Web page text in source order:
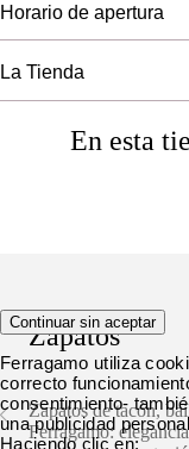
Horario de apertura
La Tienda
En esta
Zapatos
Zapatos de tacón,
Ferragamo:
Continuar sin aceptar
Ferragamo utiliza
correcto
consentimiento-
una publicidad
Haciendo clic en: